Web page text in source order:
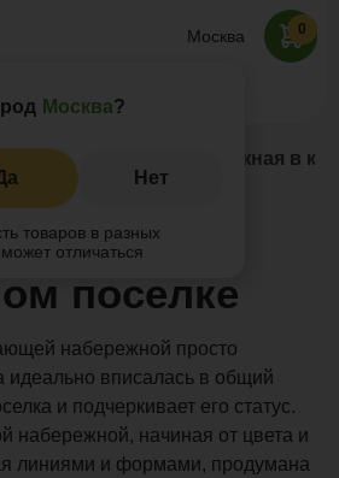
Москва
Москва?
Нет
товаров в разных
отличаться
Заказать звонок
0
Набережные Набережная в
в
поселке
набережной просто
идеально вписалась в общий
и подчеркивает его статус.
набережной, начиная от цвета и
линиями и формами, продумана